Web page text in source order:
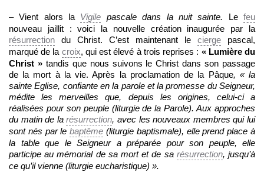
– Vient alors la Vigile pascale dans la nuit sainte. Lefeu
nouveau jaillit : voici la nouvelle création inaugurée par la
résurrection du Christ. C’est maintenant le cierge pascal,
marqué de la croix, qui est élevé à trois reprises : « Lumière du
Christ » tandis que nous suivons le Christ dans son passage
de la mort à la vie. Après la proclamation de la Pâque, « la
sainte Eglise, confiante en la parole et la promesse du Seigneur,
médite les merveilles que, depuis les origines, celui-ci a
réalisées pour son peuple (liturgie de la Parole). Aux approches
du matin de larésurrection, avec les nouveaux membres qui lui
sont nés par lebaptême (liturgie baptismale), elle prend place à
la table que le Seigneur a préparée pour son peuple, elle
participe au mémorial de sa mort et de sa résurrection, jusqu’à
ce qu’il vienne (liturgie eucharistique) ».